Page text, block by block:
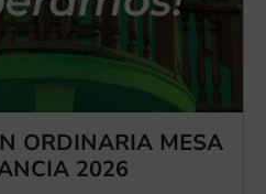
ORDINARIA MESA
2026